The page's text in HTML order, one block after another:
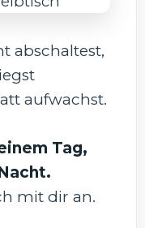
abschaltest,
aufwachst.
Tag,
mit dir an.